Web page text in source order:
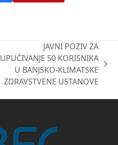
post:
JAVNI POZIV ZA
UPUĆIVANJE 50 KORISNIKA
U BANJSKO-KLIMATSKE
ZDRAVSTVENE USTANOVE